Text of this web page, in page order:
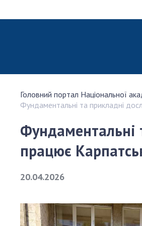
Головний портал Національної
Фундаментальні та прикладні
Фундаментальні
працює
20.04.2026